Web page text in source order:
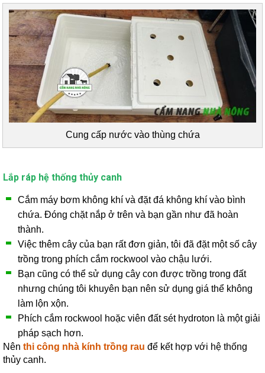
Cung cấp nước vào thùng chứa
Lắp ráp hệ thống thủy canh
Cắm máy bơm không khí và đặt đá không khí vào bình
chứa. Đóng chặt nắp ở trên và bạn gần như đã hoàn
thành.
Việc thêm cây của bạn rất đơn giản, tôi đã đặt một số cây
trồng trong phích cắm rockwool vào chậu lưới.
Bạn cũng có thể sử dụng cây con được trồng trong đất
nhưng chúng tôi khuyên bạn nên sử dụng giá thể không
làm lộn xộn.
Phích cắm rockwool hoặc viên đất sét hydroton là một giải
pháp sạch hơn.
Nên thi công nhà kính trồng rau để kết hợp với hệ thống
thủy canh.